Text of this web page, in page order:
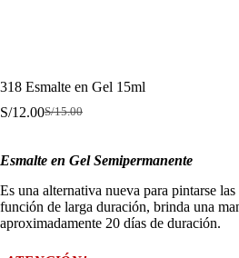
318 Esmalte en Gel 15ml
S/15.00
El
era:
S/15.00.
S/12.00El
es:
S/12.00.
Esmalte en Gel Semipermanente
Es una alternativa nueva para pintarse las
función de larga duración, brinda una
aproximadamente 20 días de duración.